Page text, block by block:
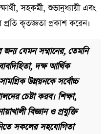
সহকর্মী, শুভানুধ্যায়ী এবং
প্রতি কৃতজ্ঞতা প্রকাশ করেন।
যেমন সম্মানের, তেমনি
দক্ষ আর্থিক
উন্নয়নকে সর্বোচ্চ
চেষ্টা করব। শিক্ষা,
বিজ্ঞান ও প্রযুক্তি
সকলের সহযোগিতা